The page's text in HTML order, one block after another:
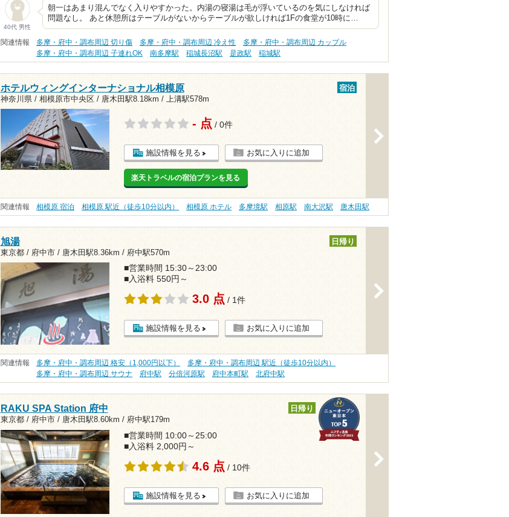
40代 男性
朝一はあまり混んでなく入りやすかった。内湯の寝湯は毛が浮いているのを気にしなければ
問題なし。 あと休憩所はテーブルがないからテーブルが欲しければ1Fの食堂が10時に…
関連情報 多摩・府中・調布周辺 切り傷 多摩・府中・調布周辺 冷え性
多摩・府中・調布周辺 カップル
多摩・府中・調布周辺 子連れOK
南多摩駅 稲城長沼駅 是政駅 稲城駅
ホテルウィングインターナショナル相模原
神奈川県 / 相模原市中央区 / 唐木田駅8.18km / 上溝駅578m
宿泊
- 点 / 0件
施設情報を見る お気に入りに追加
楽天トラベルの宿泊プランを見る
関連情報 相模原 宿泊 相模原 駅近（徒歩10分以内） 相模原 ホテル 多摩境駅 相原駅 南大沢駅 唐木田駅
旭湯
東京都 / 府中市 / 唐木田駅8.36km / 府中駅570m
日帰り
■営業時間 15:30～23:00
■入浴料 550円～
3.0 点 / 1件
施設情報を見る お気に入りに追加
関連情報 多摩・府中・調布周辺 格安（1,000円以下）
多摩・府中・調布周辺 駅近（徒歩10分以内）
多摩・府中・調布周辺 サウナ
府中駅 分倍河原駅 府中本町駅 北府中駅
RAKU SPA Station 府中
東京都 / 府中市 / 唐木田駅8.60km / 府中駅179m
日帰り
■営業時間 10:00～25:00
■入浴料 2,000円～
4.6 点 / 10件
施設情報を見る お気に入りに追加